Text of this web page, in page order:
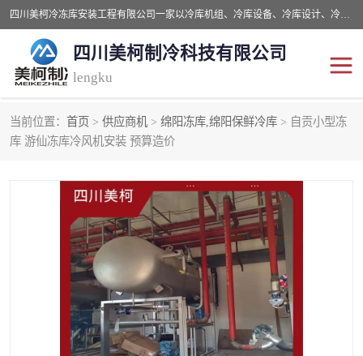
四川美柯冷冻库安装工程有限公司一家以冷库机组、冷库设备、冷库设计、冷冻库设备销售、冷库安装、冻库安装价格及技术服务为一体的综合企业，咨询热线：同等设备材料优惠10% 。公司各种类型安装组合式冷库、冷冻库、冷藏库、气调保鲜库、并提供成套设备供应、安装与调试、维护与维修、技术咨询、操作维修人员技术培训等
四川美柯制冷科技有限公司
lengku
当前位置： 首页 > 供应商机 > 绵阳冻库,绵阳保鲜冷库 > 自贡小型冻
库 游仙冻库冷风机安装 预算造价
冷库安装，冷库价格
成都冻库，成都冻库价格 绵阳冻库,绵阳保鲜冷库
德阳冻库安装，德阳冷库 广元冻库安装,广元冻库造
价
南充冻库设计,南充冻库安 遂宁冻库
资阳冻库，资阳冻库安装 泸州冻库，泸州冷库
乐山冻库,乐山保鲜冷库 自贡冻库组装